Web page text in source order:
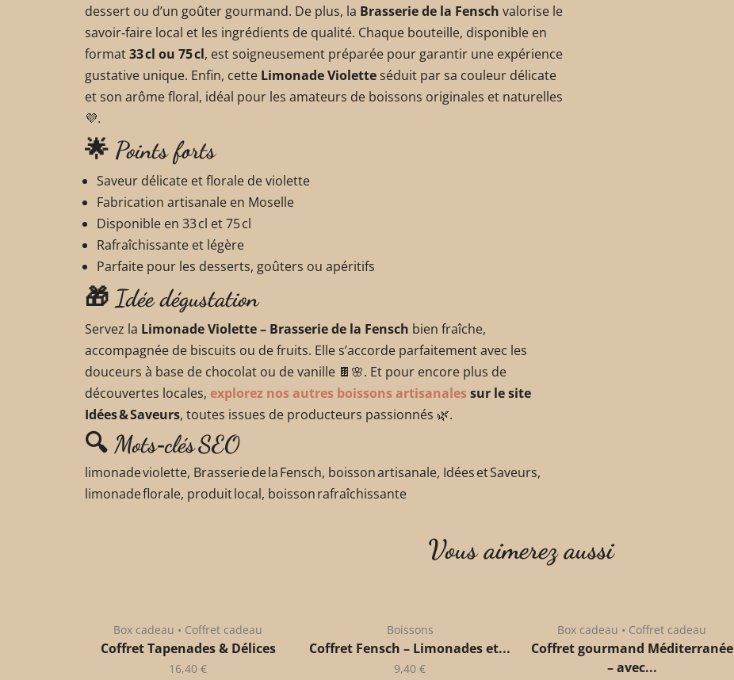
dessert ou d’un goûter gourmand. De plus, la Brasserie de la Fensch valorise le
savoir‑faire local et les ingrédients de qualité. Chaque bouteille, disponible en
format33 cl ou 75 cl, est soigneusement préparée pour garantir une expérience
gustative unique. Enfin, cette Limonade Violetteséduit par sa couleur délicate
et son arôme floral, idéal pour les amateurs de boissons originales et naturelles
💜.
🌟 Points forts
Saveur délicate et florale de violette
Fabrication artisanale en Moselle
Disponible en 33 cl et 75 cl
Rafraîchissante et légère
Parfaite pour les desserts, goûters ou apéritifs
🎁 Idée dégustation
Servez la Limonade Violette – Brasserie de la Fensch bien fraîche,
accompagnée de biscuits ou de fruits. Elle s’accorde parfaitement avec les
douceurs à base de chocolat ou de vanille 🍫🌸. Et pour encore plus de
découvertes locales, explorez nos autres boissons artisanalessur le site
Idées & Saveurs, toutes issues de producteurs passionnés 🌿.
🔍 Mots‑clés SEO
limonade violette, Brasserie de la Fensch, boisson artisanale, Idées et Saveurs,
limonade florale, produit local, boisson rafraîchissante
Vous aimerez aussi
Box cadeau • Coffret cadeau
Coffret Tapenades & Délices
16,40 €
Boissons
Coffret Fensch – Limonades et...
9,40 €
Box cadeau • Coffret cadeau
Coffret gourmand Méditerranée
– avec...